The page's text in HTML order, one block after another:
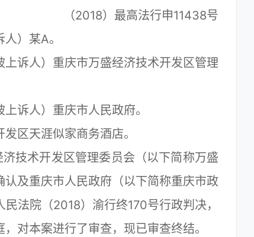
（2018）最高法行申11438号
）某A。
诉人）重庆市万盛经济技术开发区管理
诉人）重庆市人民政府。
区天涯似家商务酒店。
术开发区管理委员会（以下简称万盛
及重庆市人民政府（以下简称重庆市政
法院（2018）渝行终170号行政判决，
对本案进行了审查，现已审查终结。